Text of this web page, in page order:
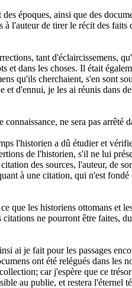
époques, ainsi que des
l'auteur de tirer le récit des
tant d'éclaircissemens,
dans les choses. Il était
qu'ils cherchaient, s'en sont
d'ennui, je les ai réunis dans
ne sera pas arrêté
l'historien a dû étudier et
de l'historien, s'il ne lui
des sources, l'auteur, de
à une citation, qui n'est fondé
que les historiens ottomans et
ne pourront être faites,
ai je fait pour les passages
ont été relégués dans les
car j'espère que ce
au publie, et restera l'éternel